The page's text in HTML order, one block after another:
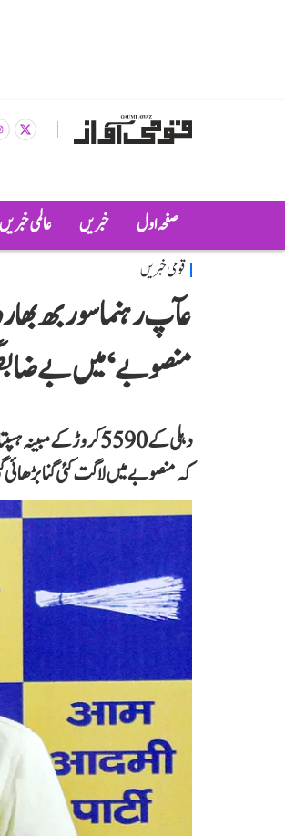
صفحہ اول خبریں عالمی خبریں
قومی خبریں
منصوبے‘ میں بے
دہلی کے 5590 کروڑ
کہ منصوبے میں لاگت کئی گنا بڑھائی